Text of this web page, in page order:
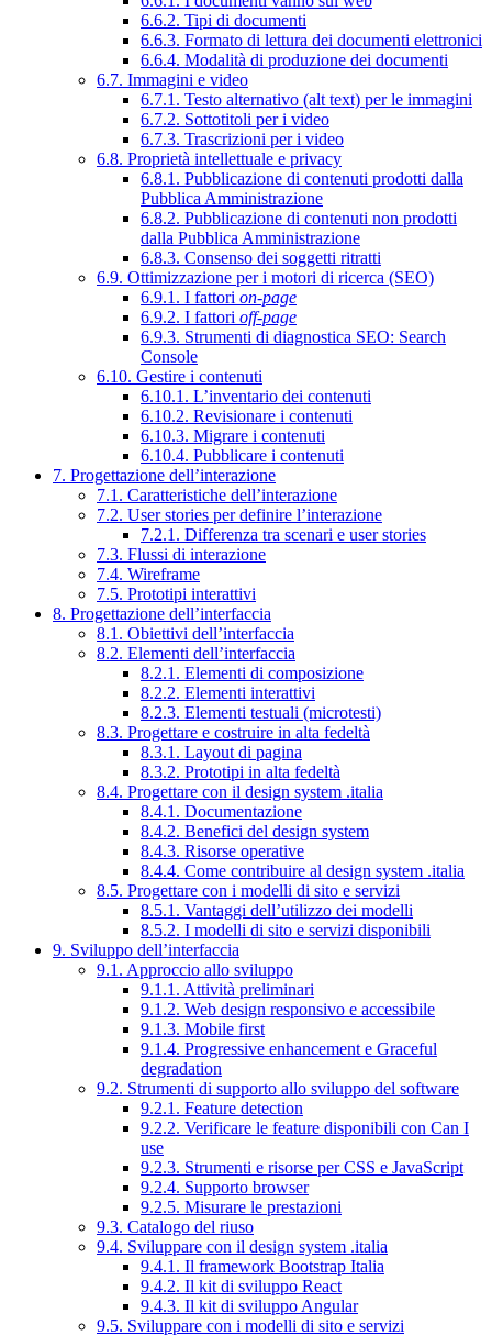
6.6.2. Tipi di documenti
6.6.3. Formato di lettura dei documenti elettronici
6.6.4. Modalità di produzione dei documenti
6.7. Immagini e video
6.7.1. Testo alternativo (alt text) per le immagini
6.7.2. Sottotitoli per i video
6.7.3. Trascrizioni per i video
6.8. Proprietà intellettuale e privacy
6.8.1. Pubblicazione di contenuti prodotti dalla
Pubblica Amministrazione
6.8.2. Pubblicazione di contenuti non prodotti
dalla Pubblica Amministrazione
6.8.3. Consenso dei soggetti ritratti
6.9. Ottimizzazione per i motori di ricerca (SEO)
6.9.1. I fattori on-page
6.9.2. I fattori off-page
6.9.3. Strumenti di diagnostica SEO: Search
Console
6.10. Gestire i contenuti
6.10.1. L’inventario dei contenuti
6.10.2. Revisionare i contenuti
6.10.3. Migrare i contenuti
6.10.4. Pubblicare i contenuti
7. Progettazione dell’interazione
7.1. Caratteristiche dell’interazione
7.2. User stories per definire l’interazione
7.2.1. Differenza tra scenari e user stories
7.3. Flussi di interazione
7.4. Wireframe
7.5. Prototipi interattivi
8. Progettazione dell’interfaccia
8.1. Obiettivi dell’interfaccia
8.2. Elementi dell’interfaccia
8.2.1. Elementi di composizione
8.2.2. Elementi interattivi
8.2.3. Elementi testuali (microtesti)
8.3. Progettare e costruire in alta fedeltà
8.3.1. Layout di pagina
8.3.2. Prototipi in alta fedeltà
8.4. Progettare con il design system .italia
8.4.1. Documentazione
8.4.2. Benefici del design system
8.4.3. Risorse operative
8.4.4. Come contribuire al design system .italia
8.5. Progettare con i modelli di sito e servizi
8.5.1. Vantaggi dell’utilizzo dei modelli
8.5.2. I modelli di sito e servizi disponibili
9. Sviluppo dell’interfaccia
9.1. Approccio allo sviluppo
9.1.1. Attività preliminari
9.1.2. Web design responsivo e accessibile
9.1.3. Mobile first
9.1.4. Progressive enhancement e Graceful
degradation
9.2. Strumenti di supporto allo sviluppo del software
9.2.1. Feature detection
9.2.2. Verificare le feature disponibili con Can I
use
9.2.3. Strumenti e risorse per CSS e JavaScript
9.2.4. Supporto browser
9.2.5. Misurare le prestazioni
9.3. Catalogo del riuso
9.4. Sviluppare con il design system .italia
9.4.1. Il framework Bootstrap Italia
9.4.2. Il kit di sviluppo React
9.4.3. Il kit di sviluppo Angular
9.5. Sviluppare con i modelli di sito e servizi